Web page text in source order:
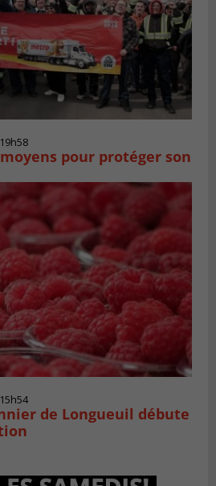
pour protéger son
de Longueuil débute